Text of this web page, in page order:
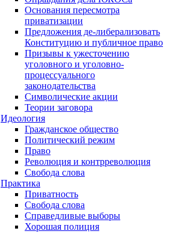
Основания пересмотра
приватизации
Предложения де-либерализовать
Конституцию и публичное право
Призывы к ужесточению
уголовного и уголовно-
процессуального
законодательства
Символические акции
Теории заговора
Идеология
Гражданское общество
Политический режим
Право
Революция и контрреволюция
Свобода слова
Практика
Приватность
Свобода слова
Справедливые выборы
Хорошая полиция